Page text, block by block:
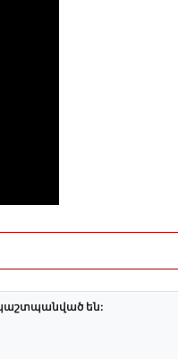
պաշտպանված են: